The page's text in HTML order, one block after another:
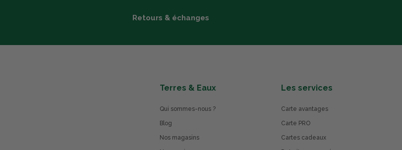
Retours & échanges
Terres & Eaux
Qui sommes-nous ?
Blog
Nos magasins
Les services
Carte avantages
Carte PRO
Cartes cadeaux